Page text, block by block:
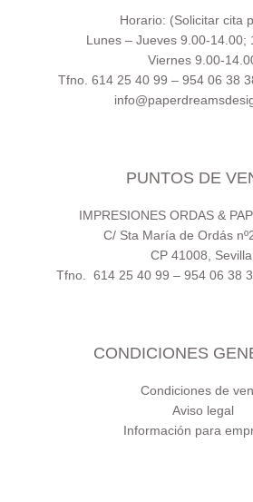
Horario: (Solicitar cita
Lunes – Jueves 9.00-14.00;
Viernes 9.00-
Tfno. 614 25 40 99 – 954 06 38
PUNTOS DE
IMPRESIONES ORDAS &
C/ Sta María de Ordás
CP 41008, Sevilla.
Tfno. 614 25 40 99 – 954 06 38
CONDICIONES
Condiciones de
Aviso legal
Información para